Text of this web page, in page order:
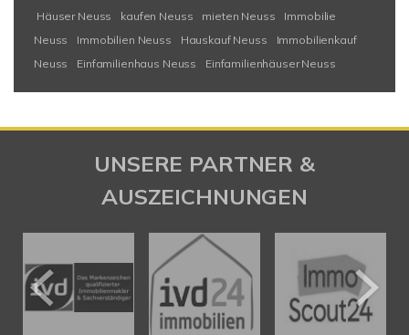
Häuser Neuss
kaufen Neuss mieten Neuss
Immobilie
Neuss
Immobilien Neuss Hauskauf Neuss
Immobilienkauf
Neuss
Einfamilienhaus Neuss Einfamilienhäuser Neuss
UNSERE PARTNER &
AUSZEICHNUNGEN